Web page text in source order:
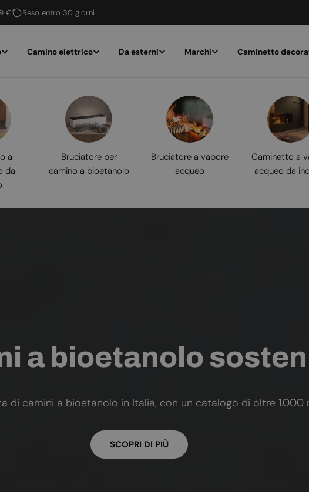
€ Reso entro 30 giorni
Camino elettrico Da esterni Marchi Caminetto
a
da
Bruciatore per
camino a bioetanolo
Bruciatore a vapore
acqueo
Caminetto a
acqueo da
a bioetanolo
di camini a bioetanolo in Italia, con un catalogo di oltre 1.000
SCOPRI DI PIÙ